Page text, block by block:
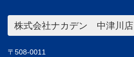
株式会社ナカデン 中津川店
〒508-0011